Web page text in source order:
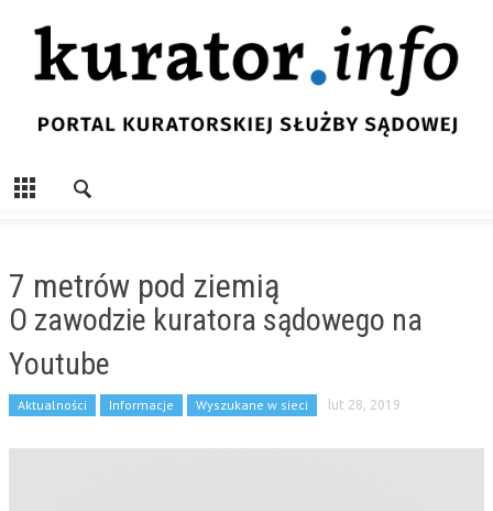
7 metrów pod ziemią
O zawodzie kuratora sądowego na
Youtube
Aktualności Informacje Wyszukane w sieci lut 28, 2019